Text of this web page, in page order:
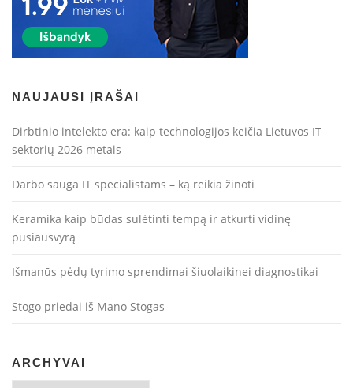
NAUJAUSI ĮRAŠAI
Dirbtinio intelekto era: kaip technologijos keičia Lietuvos IT
sektorių 2026 metais
Darbo sauga IT specialistams – ką reikia žinoti
Keramika kaip būdas sulėtinti tempą ir atkurti vidinę
pusiausvyrą
Išmanūs pėdų tyrimo sprendimai šiuolaikinei diagnostikai
Stogo priedai iš Mano Stogas
ARCHYVAI